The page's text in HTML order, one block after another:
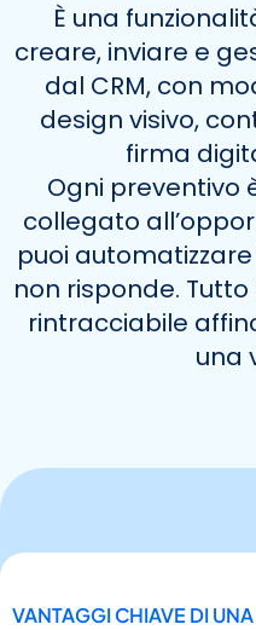
È una
creare, inviare e
dal CRM, con
design visivo,
firma
Ogni
collegato
puoi
non risponde.
rintracciabile
una
VANTAGGI CHIAVE DI